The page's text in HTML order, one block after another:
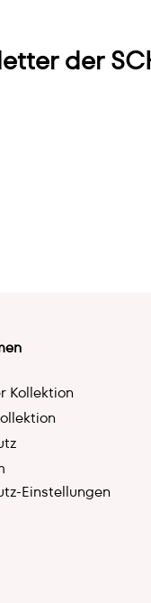
der
Kollektion
Einstellungen